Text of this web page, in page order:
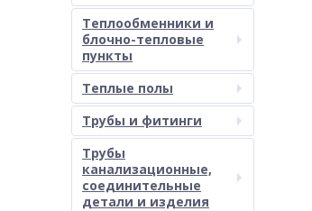
Теплообменники и
блочно-тепловые
пункты
Теплые полы
Трубы и фитинги
Трубы
канализационные,
соединительные
детали и изделия